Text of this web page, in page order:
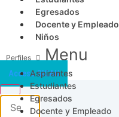
Egresados
Docente y Empleado
Niños
Menu
Aspirantes
Estudiantes
Egresados
Docente y Empleado
Acceso SICAU